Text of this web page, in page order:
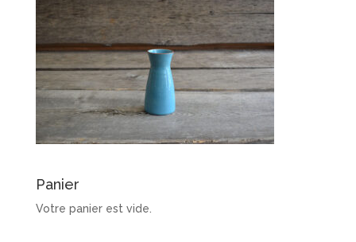
Panier
Votre panier est vide.